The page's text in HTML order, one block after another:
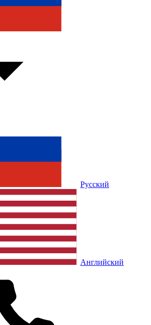
Русский
Английский